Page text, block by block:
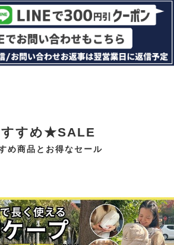
すすめ★SALE
め商品とお得なセール